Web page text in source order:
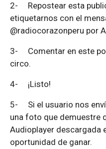
2- Repostear esta
etiquetarnos con el
@radiocorazonperu por
3- Comentar en este
circo.
4- ¡Listo!
5- Si el usuario nos
una foto que demuestre
Audioplayer descargada
oportunidad de ganar.